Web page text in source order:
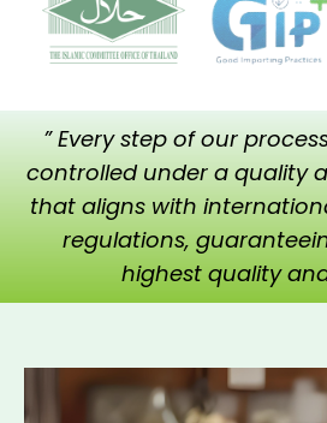
” Every step of our
controlled under a quality
that aligns with
regulations,
highest quality